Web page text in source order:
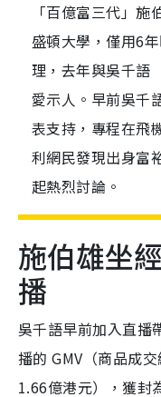
「百億富三代」
盛頓大學，僅用6
理，去年與吳千語
愛示人。早前吳千
表支持，專程在飛
利網民發現出身富
起熱烈討論。
施伯雄坐
播
吳千語早前加入直播
播的 GMV（商品成
1.66億港元），獲封